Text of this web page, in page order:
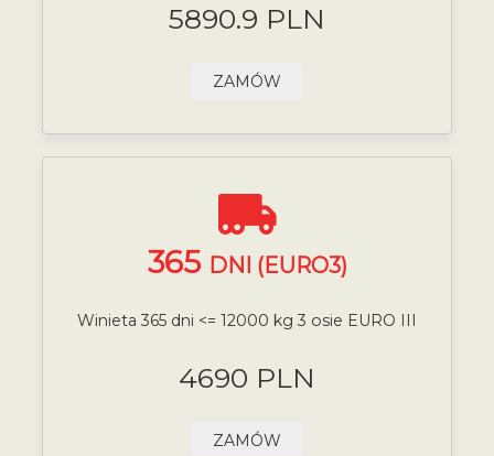
5890.9 PLN
ZAMÓW
365 DNI (EURO3)
Winieta 365 dni <= 12000 kg 3 osie EURO III
4690 PLN
ZAMÓW